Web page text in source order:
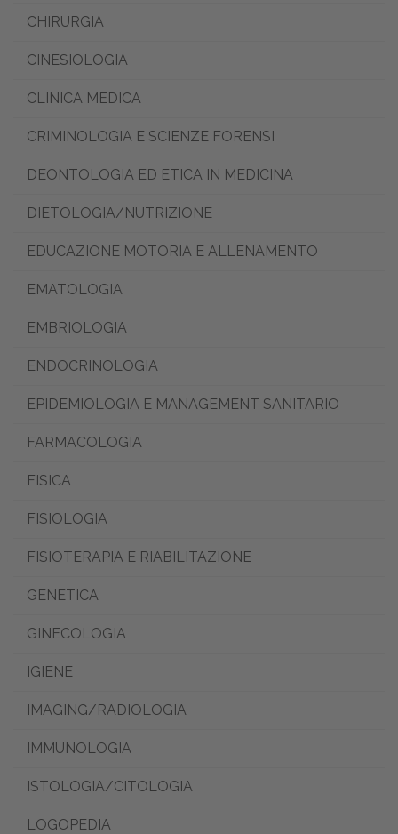
CHIRURGIA
CINESIOLOGIA
CLINICA MEDICA
CRIMINOLOGIA E SCIENZE FORENSI
DEONTOLOGIA ED ETICA IN MEDICINA
DIETOLOGIA/NUTRIZIONE
EDUCAZIONE MOTORIA E ALLENAMENTO
EMATOLOGIA
EMBRIOLOGIA
ENDOCRINOLOGIA
EPIDEMIOLOGIA E MANAGEMENT SANITARIO
FARMACOLOGIA
FISICA
FISIOLOGIA
FISIOTERAPIA E RIABILITAZIONE
GENETICA
GINECOLOGIA
IGIENE
IMAGING/RADIOLOGIA
IMMUNOLOGIA
ISTOLOGIA/CITOLOGIA
LOGOPEDIA